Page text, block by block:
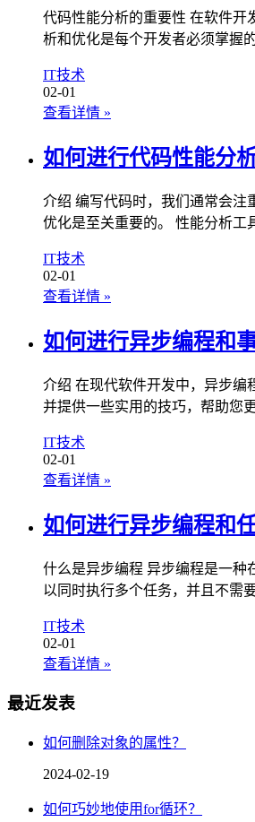
代码性能分析的重要性 在软件开
析和优化是每个开发者必须掌握
IT技术
02-01
查看详情 »
如何进行代码性能分
介绍 编写代码时，我们通常会注
优化是至关重要的。 性能分析工
IT技术
02-01
查看详情 »
如何进行异步编程和
介绍 在现代软件开发中，异步编
并提供一些实用的技巧，帮助您
IT技术
02-01
查看详情 »
如何进行异步编程和
什么是异步编程 异步编程是一种
以同时执行多个任务，并且不需
IT技术
02-01
查看详情 »
最近发表
如何删除对象的属性？
2024-02-19
如何巧妙地使用for循环？